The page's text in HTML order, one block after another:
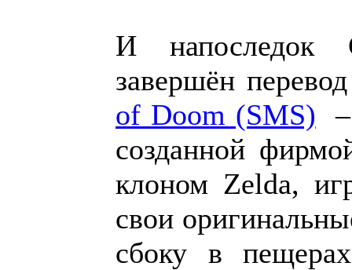
И напоследок
завершён
of Doom (SMS)
созданной
клоном Zelda,
свои
сбоку в